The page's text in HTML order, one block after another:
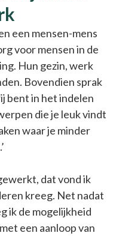
een mensen-mens
voor mensen in de
Hun gezin, werk
Bovendien sprak
bent in het indelen
die je leuk vindt
waar je minder
dat vond ik
kreeg. Net nadat
ik de mogelijkheid
een aanloop van